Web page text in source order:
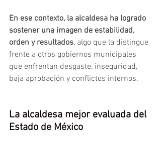
En ese contexto, la alcaldesa ha logrado
sostener una imagen de estabilidad,
orden y resultados, algo que la distingue
frente a otros gobiernos municipales
que enfrentan desgaste, inseguridad,
baja aprobación y conflictos internos.
La alcaldesa mejor evaluada del
Estado de México